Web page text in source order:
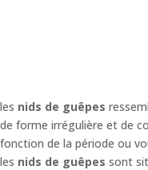
les nids de guêpes
de forme irrégulière et de
fonction de la période ou
les nids de guêpes sont